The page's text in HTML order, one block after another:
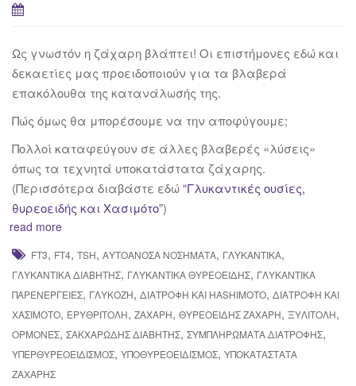
Ως γνωστόν η ζάχαρη βλάπτει! Οι επιστήμονες εδώ και
δεκαετίες μας προειδοποιούν για τα βλαβερά
επακόλουθα της κατανάλωσής της.
Πώς όμως θα μπορέσουμε να την αποφύγουμε;
Πολλοί καταφεύγουν σε άλλες βλαβερές «λύσεις»
όπως τα τεχνητά υποκατάστατα ζάχαρης.
(Περισσότερα διαβάστε εδώ“Γλυκαντικές ουσίες,
θυρεοειδής και Χασιμότο”)
read more
FT3, FT4, TSH, ΑΥΤΟΆΝΟΣΑ ΝΟΣΉΜΑΤΑ, ΓΛΥΚΑΝΤΙΚΆ,
ΓΛΥΚΑΝΤΙΚΆ ΔΙΑΒΉΤΗΣ, ΓΛΥΚΑΝΤΙΚΆ ΘΥΡΕΟΕΙΔΉΣ, ΓΛΥΚΑΝΤΙΚΆ
ΠΑΡΕΝΈΡΓΕΙΕΣ, ΓΛΥΚΌΖΗ, ΔΙΑΤΡΟΦΉ ΚΑΙ HASHIMOTO, ΔΙΑΤΡΟΦΉ ΚΑΙ
ΧΑΣΙΜΌΤΟ, ΕΡΥΘΡΙΤΌΛΗ, ΖΆΧΑΡΗ, ΘΥΡΕΟΕΙΔΉΣ ΖΆΧΑΡΗ, ΞΥΛΙΤΌΛΗ,
ΟΡΜΌΝΕΣ, ΣΑΚΧΑΡΏΔΗΣ ΔΙΑΒΉΤΗΣ, ΣΥΜΠΛΗΡΏΜΑΤΑ ΔΙΑΤΡΟΦΉΣ,
ΥΠΕΡΘΥΡΕΟΕΙΔΙΣΜΌΣ, ΥΠΟΘΥΡΕΟΕΙΔΙΣΜΌΣ, ΥΠΟΚΑΤΆΣΤΑΤΑ
ΖΆΧΑΡΗΣ